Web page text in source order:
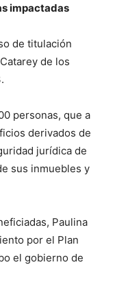
impactadas
de titulación
de los
personas, que a
derivados de
jurídica de
sus inmuebles y
Paulina
por el Plan
el gobierno de